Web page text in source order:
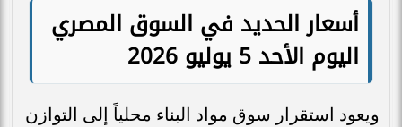
أسعار الحديد في السوق المصري
اليوم الأحد 5 يوليو 2026
ويعود استقرار سوق مواد البناء محلياً إلى التوازن